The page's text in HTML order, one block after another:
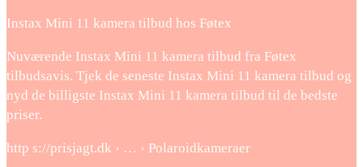
Instax Mini 11 kamera tilbud hos Føtex
Nuværende Instax Mini 11 kamera tilbud fra Føtex
tilbudsavis. Tjek de seneste Instax Mini 11 kamera tilbud og
nyd de billigste Instax Mini 11 kamera tilbud til de bedste
priser.
http s://prisjagt.dk › … › Polaroidkameraer